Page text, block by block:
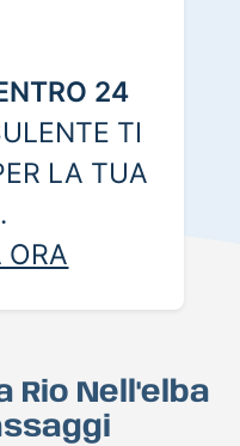
24
TI
LA TUA
ORA
Rio Nell'elba